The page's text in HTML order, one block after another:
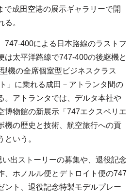
で成田空港の展示ギャラリーで開
。
400による日本路線のラストフ
は太平洋路線で747-400の後継機と
機の全席個室型ビジネスクラス
」に乗れる成田－アトランタ間の
。アトランタでは、デルタ本社や
博物館の新展示「747エクスペリエ
機の歴史と技術、航空旅行への貢
いう。
出ストーリーの募集や、退役記念
、ホノルル便とデトロイト便の747
ント、退役記念特製モデルプレー